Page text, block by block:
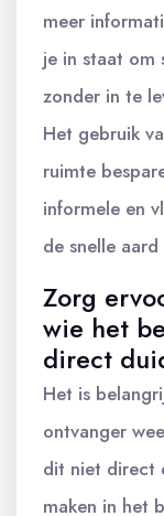
meer
je in staat om
zonder in te
Het gebruik
ruimte
informele en
de snelle
Zorg
wie het
direct
Het is
ontvanger
dit niet direct
maken in het